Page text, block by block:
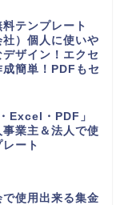
テンプレート
社）個人に使いや
ザイン！エクセ
簡単！PDFもセ
Excel・PDF」
業主＆法人で使
ート
で使用出来る集金